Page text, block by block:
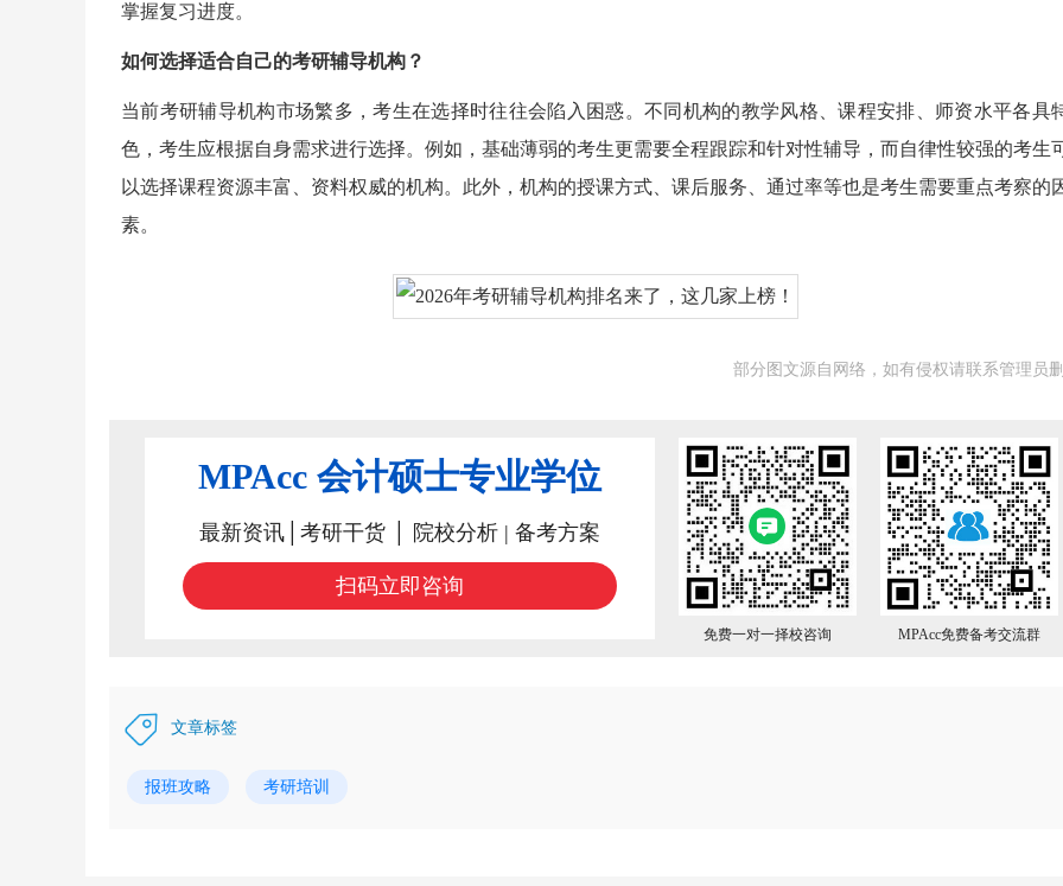
掌握复习进度。
如何选择适合自己的考研辅导机构？
当前考研辅导机构市场繁多，考生在选择时往往会陷入困惑。不同机构的教学风格、课程安排、师资水平各具
色，考生应根据自身需求进行选择。例如，基础薄弱的考生更需要全程跟踪和针对性辅导，而自律性较强的考生
以选择课程资源丰富、资料权威的机构。此外，机构的授课方式、课后服务、通过率等也是考生需要重点考察的
素。
部分图文源自网络，如有侵权请联系管理员
MPAcc 会计硕士专业学位
最新资讯│考研干货 │ 院校分析 | 备考方案
扫码立即咨询
免费一对一择校咨询 MPAcc免费备考交流群
文章标签
报班攻略 考研培训